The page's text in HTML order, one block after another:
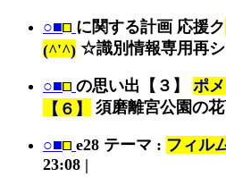
○■ に関する計画 応援ク
(^'^) ☆識別情報専用再
○■ の思い出【３】 ポ
【６】 須磨離宮公園の
○■ e28 テーマ : フィル
23:08 |